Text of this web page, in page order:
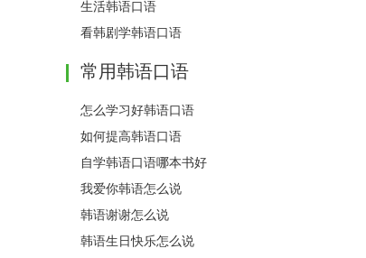
生活韩语口语
看韩剧学韩语口语
常用韩语口语
怎么学习好韩语口语
如何提高韩语口语
自学韩语口语哪本书好
我爱你韩语怎么说
韩语谢谢怎么说
韩语生日快乐怎么说